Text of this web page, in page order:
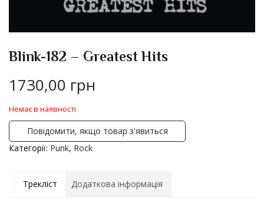
Blink-182 – Greatest Hits
1730,00 грн
Немає в наявності
Повідомити, якщо товар з'явиться
Категорії: Punk, Rock
Трекліст Додаткова інформація